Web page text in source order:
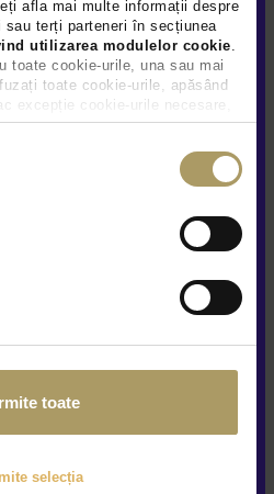
afla mai multe informații despre
sau terți parteneri în secțiunea
utilizarea modulelor cookie
toate cookie-urile, una sau mai
toate cookie-urile, apăsând
excepție cookie-urile necesare,
conform legislației în vigoare.
toate
selecția
87.355Km 2021